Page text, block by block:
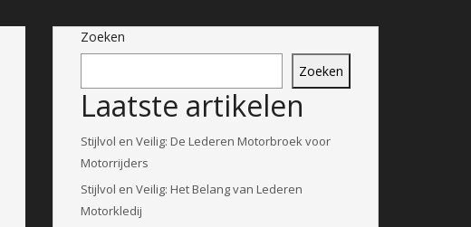
Zoeken
Zoeken
Laatste artikelen
Stijlvol en Veilig: De Lederen Motorbroek voor
Motorrijders
Stijlvol en Veilig: Het Belang van Lederen
Motorkledij